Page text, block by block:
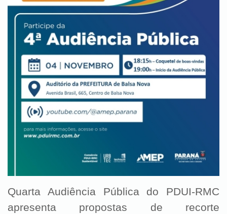
Quarta Audiência Pública do PDUI-RMC
apresenta propostas de recorte